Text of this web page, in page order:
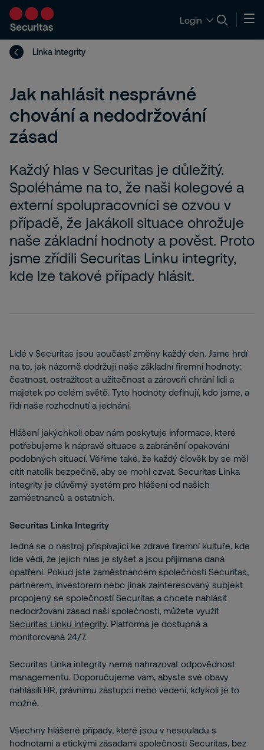
Login
Linka integrity
Jak nahlásit nesprávné
chování a nedodržování
zásad
Každý hlas v Securitas je důležitý.
Spoléháme na to, že naši kolegové a
externí spolupracovníci se ozvou v
případě, že jakákoli situace ohrožuje
naše základní hodnoty a pověst. Proto
jsme zřídili Securitas Linku integrity,
kde lze takové případy hlásit.
Lidé v Securitas jsou součástí změny každý den. Jsme hrdí
na to, jak názorně dodržují naše základní firemní hodnoty:
čestnost, ostražitost a užitečnost a zároveň chrání lidi a
majetek po celém světě. Tyto hodnoty definují, kdo jsme, a
řídí naše rozhodnutí a jednání.
Hlášení jakýchkoli obav nám poskytuje informace, které
potřebujeme k nápravě situace a zabránění opakování
podobných situací. Věříme také, že každý člověk by se měl
cítit natolik bezpečně, aby se mohl ozvat. Securitas Linka
integrity je důvěrný systém pro hlášení od našich
zaměstnanců a ostatních.
Securitas Linka Integrity
Jedná se o nástroj přispívající ke zdravé firemní kultuře, kde
lidé vědí, že jejich hlas je slyšet a jsou přijímána daná
opatření. Pokud jste zaměstnancem společnosti Securitas,
partnerem, investorem nebo jinak zainteresovaný subjekt
propojený se společností Securitas a chcete nahlásit
nedodržování zásad naší společnosti, můžete využít
Securitas Linku integrity. Platforma je dostupná a
monitorovaná 24/7.
Securitas Linka integrity nemá nahrazovat odpovědnost
managementu. Doporučujeme vám, abyste své obavy
nahlásili HR, právnímu zástupci nebo vedení, kdykoli je to
možné.
Všechny hlášené případy, které jsou v nesouladu s
hodnotami a etickými zásadami společnosti Securitas, bez